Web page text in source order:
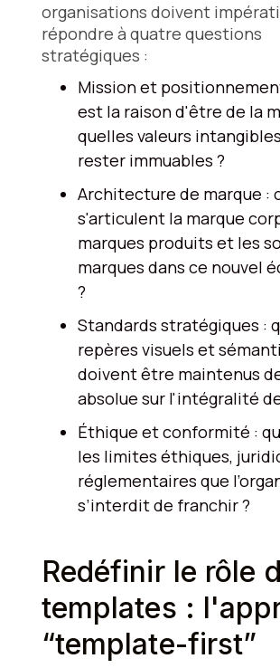
organisations doivent
répondre à quatre questions
stratégiques :
Mission et
est la raison d'être de la
quelles valeurs
rester immuables ?
Architecture de marque :
s'articulent la marque
marques produits et les
marques dans ce nouvel
?
Standards stratégiques :
repères visuels et
doivent être maintenus
absolue sur l'intégralité
Éthique et conformité :
les limites éthiques,
réglementaires que
s’interdit de franchir ?
Redéfinir le rôle
templates :
“template-first”